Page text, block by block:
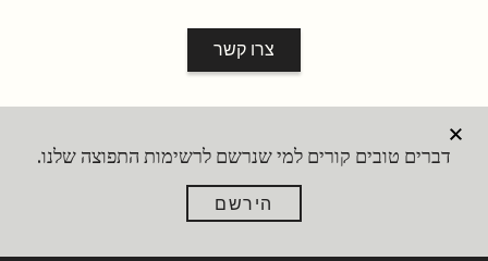
צרו קשר
דברים טובים קורים למי שנרשם לרשימות התפוצה שלנו.
הירשם